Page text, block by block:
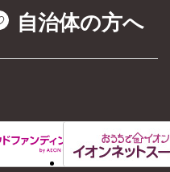
自治体の方へ